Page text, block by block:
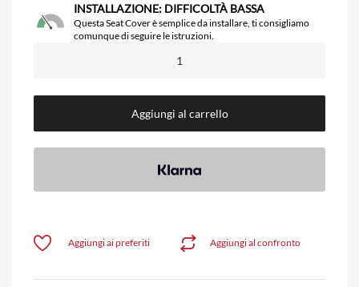
INSTALLAZIONE: DIFFICOLTÀ BASSA
Questa Seat Cover è semplice da installare, ti consigliamo
comunque di seguire le istruzioni.
Aggiungi al carrello
Aggiungi al confronto
Aggiungi ai preferiti